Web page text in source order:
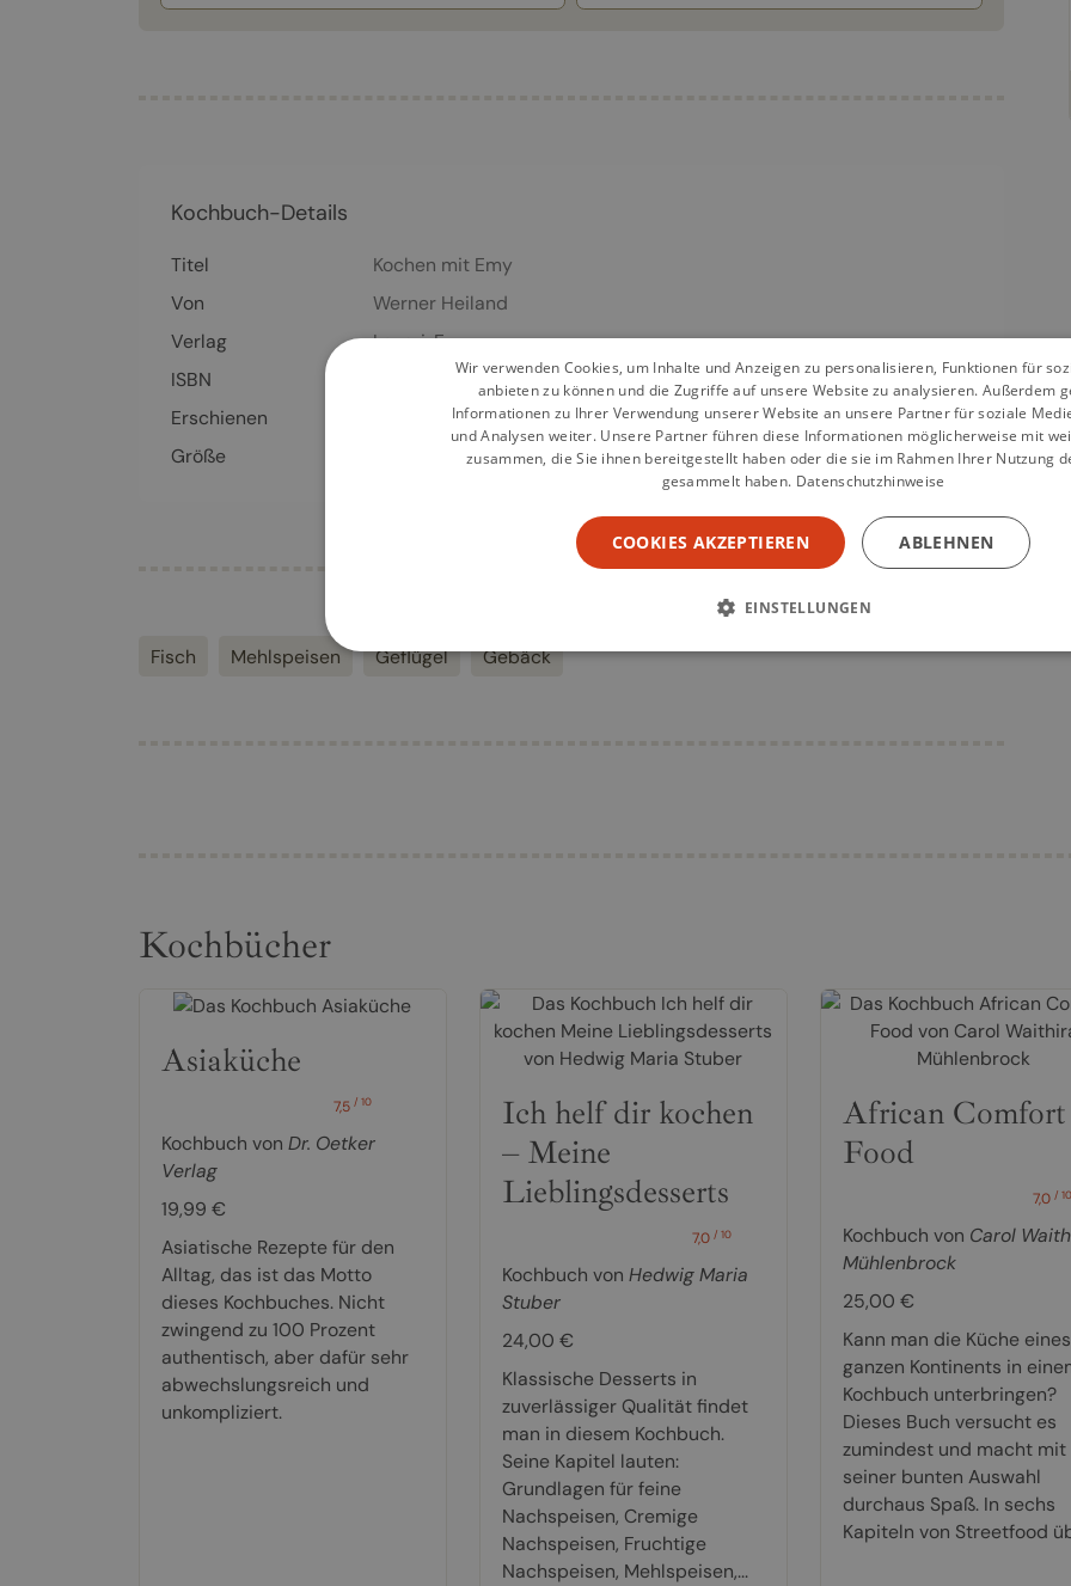
Kochbuch-Details
Titel
Kochen mit Emy
Von
Werner Heiland
Verlag
Lavori, E
ISBN
978-3-93-573772-2
Erschienen
13.10.2017 Gewicht
201 g
Größe
160 x 240 mm Preis 12,80€
Fisch Mehlspeisen Geflügel Gebäck
Kochbücher
Asiaküche
7,5/ 10
Kochbuch von Dr. Oetker
Verlag
19,99 €
Asiatische Rezepte für den
Alltag, das ist das Motto
dieses Kochbuches. Nicht
zwingend zu 100 Prozent
authentisch, aber dafür sehr
abwechslungsreich und
unkompliziert.
Ich helf dir kochen
– Meine
Lieblingsdesserts
7,0/ 10
Kochbuch von Hedwig Maria
Stuber
24,00 €
Klassische Desserts in
zuverlässiger Qualität findet
man in diesem Kochbuch.
Seine Kapitel lauten:
Grundlagen für feine
Nachspeisen, Cremige
Nachspeisen, Fruchtige
Nachspeisen, Mehlspeisen,...
African Comfort
Food
7,0/ 10
Kochbuch von Carol
Mühlenbrock
25,00 €
Kann man die Küche eines
ganzen Kontinents in
Kochbuch unterbringen?
Dieses Buch versucht es
zumindest und macht mit
seiner bunten Auswahl
durchaus Spaß. In sechs
Kapiteln von Streetfood
Wir verwenden Cookies, um Inhalte und Anzeigen zu personalisieren, Funktionen für
anbieten zu können und die Zugriffe auf unsere Website zu analysieren. Außerdem
Informationen zu Ihrer Verwendung unserer Website an unsere Partner für soziale
und Analysen weiter. Unsere Partner führen diese Informationen möglicherweise mit
zusammen, die Sie ihnen bereitgestellt haben oder die sie im Rahmen Ihrer Nutzung
gesammelt haben. Datenschutzhinweise
COOKIES AKZEPTIEREN ABLEHNEN
EINSTELLUNGEN